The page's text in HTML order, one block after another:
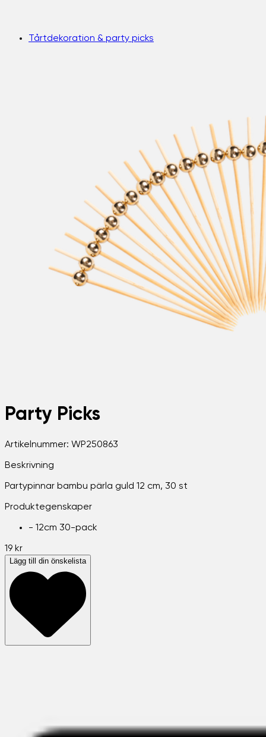
Tårtdekoration & party picks
Party Picks
Artikelnummer: WP250863
Beskrivning
Partypinnar bambu pärla guld 12 cm, 30 st
Produktegenskaper
- 12cm 30-pack
19 kr
Lägg till din önskelista